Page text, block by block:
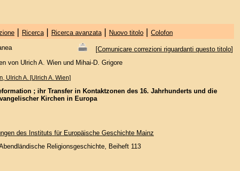
| Ricerca| Ricerca avanzata| Nuovo titolo| Colofon
[Comunicare correzioni riguardanti questo titolo]
von Ulrich A. Wien und Mihai-D. Grigore
Ulrich A. [Ulrich A. Wien]
; ihr Transfer in Kontaktzonen des 16. Jahrhunderts und die
Kirchen in Europa
des Instituts für Europäische Geschichte Mainz
Religionsgeschichte, Beiheft 113